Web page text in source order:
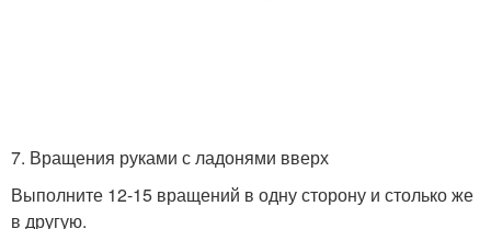
7. Вращения руками с ладонями вверх
Выполните 12-15 вращений в одну сторону и столько же
в другую.